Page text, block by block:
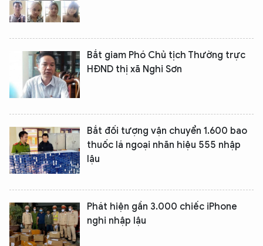
Bắt giam Phó Chủ tịch Thường trực
HĐND thị xã Nghi Sơn
Bắt đối tượng vận chuyển 1.600 bao
thuốc lá ngoại nhãn hiệu 555 nhập
lậu
Phát hiện gần 3.000 chiếc iPhone
nghi nhập lậu
XIN CHÀO,
TÔI LÀ CHATBOT CỦA